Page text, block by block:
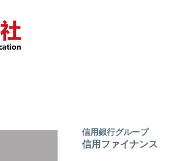
信用銀行グループ
信用ファイナンス